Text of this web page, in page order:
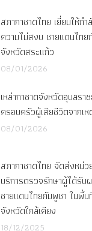
สภากาชาดไทย เยี่ยมให้ก
ความไม่สงบ ชายแดนไท
จังหวัดสระแก้ว
08/01/2026
เหล่ากาชาดจังหวัดอุบลรา
ครอบครัวผู้เสียชีวิตจากเ
08/01/2026
สภากาชาดไทย จัดส่งหน่
บริการตรวจรักษาผู้ได้รับ
ชายแดนไทยกัมพูชา ในพื้
จังหวัดใกล้เคียง
18/12/2025